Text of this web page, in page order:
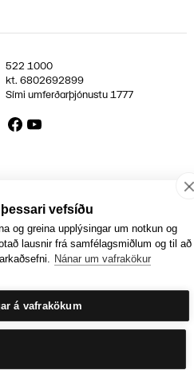
522 1000
kt.6802692899
Sími umferðarþjónustu1777
FacebookYouTube
vefsíðu
og greina upplýsingar um notkun og
lausnir frá samfélagsmiðlum og til að
Nánar um vafrakökur
á vafrakökum